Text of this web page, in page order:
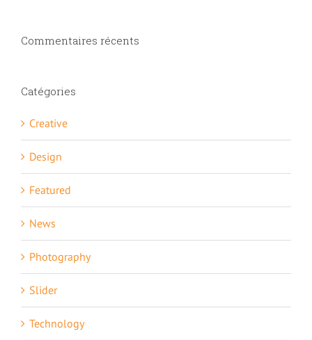
Commentaires récents
Catégories
Creative
Design
Featured
News
Photography
Slider
Technology